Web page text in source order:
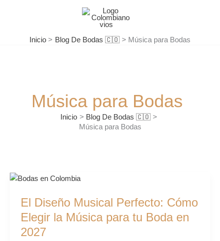
Inicio
Blog De Bodas 🇨🇴 Música para Bodas
Música para Bodas
Inicio
Blog De Bodas 🇨🇴
Música para Bodas
El Diseño Musical Perfecto: Cómo
Elegir la Música para tu Boda en
2027
El
Musical
Perfecto:
Cómo
Elegir